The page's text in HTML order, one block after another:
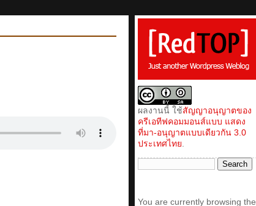
ผลงานนี้ ใช้สัญญาอนุญาตของ
ครีเอทีฟคอมมอนส์แบบ แสดง
ที่มา-อนุญาตแบบเดียวกัน 3.0
ประเทศไทย
You are currently browsing the